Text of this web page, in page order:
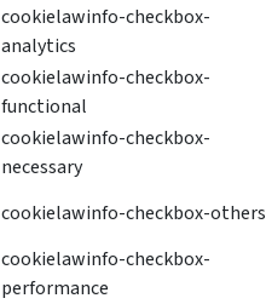
cookielawinfo-checkbox-
analytics
cookielawinfo-checkbox-
functional
cookielawinfo-checkbox-
necessary
cookielawinfo-checkbox-others
cookielawinfo-checkbox-
performance